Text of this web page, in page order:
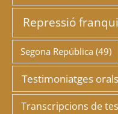
Repressió
Segona República (49)
Testimoniatges orals
Transcripcions de